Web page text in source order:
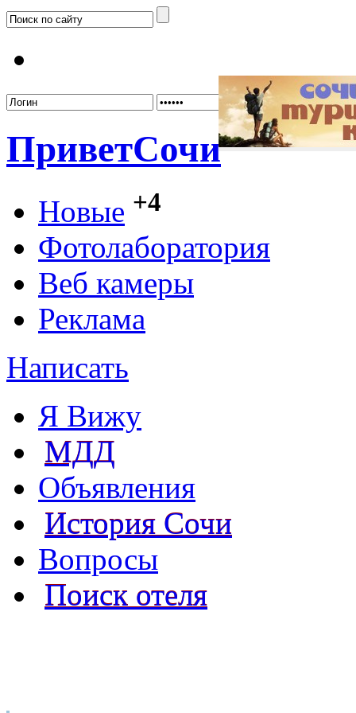
ПриветСочи
Новые +4
Фотолаборатория
Веб камеры
Реклама
Написать
Я Вижу
МДД
Объявления
История Сочи
Вопросы
Поиск отеля